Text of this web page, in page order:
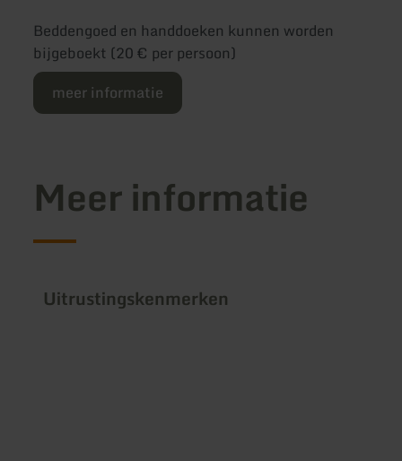
Beddengoed en handdoeken kunnen worden
bijgeboekt (20 € per persoon)
meer informatie
Meer informatie
Uitrustingskenmerken